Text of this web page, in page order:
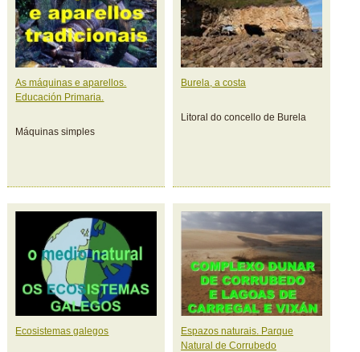
As máquinas e aparellos.
Educación Primaria.
Máquinas simples
Burela, a costa
Litoral do concello de Burela
Ecosistemas galegos
Espazos naturais. Parque
Natural de Corrubedo